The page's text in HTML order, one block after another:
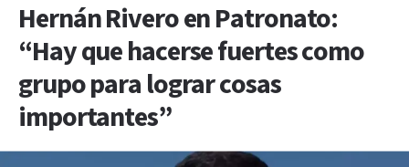
Hernán Rivero en Patronato:
“Hay que hacerse fuertes como
grupo para lograr cosas
importantes”